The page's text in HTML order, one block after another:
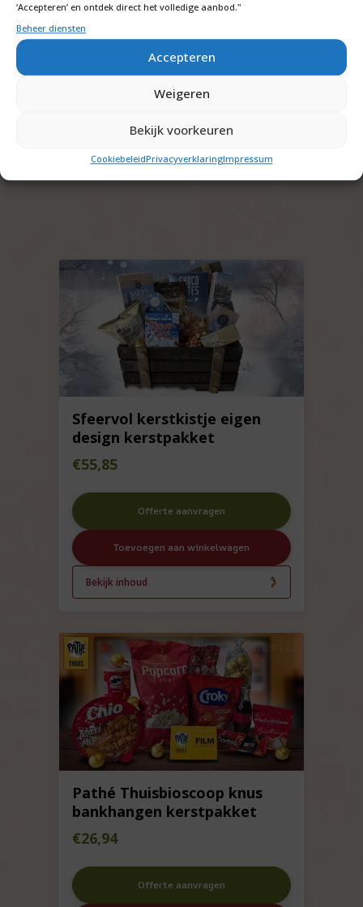
‘Accepteren’ en ontdek direct het volledige aanbod."
Beheer diensten
Accepteren
Weigeren
Bekijk voorkeuren
CookiebeleidPrivacyverklaringImpressum
uitverkocht raken.
Wij leveren al meer dan 30 jaar pakketten in
Nederland, België en sinds kort ook in Duitsland.
De prijzen zijn exclusief btw en inclusief
Sfeervol kerstkistje eigen
design kerstpakket
€55,85
Offerte aanvragen
Toevoegen aan winkelwagen
Bekijk inhoud
Pathé Thuisbioscoop knus
bankhangen kerstpakket
€26,94
Offerte aanvragen